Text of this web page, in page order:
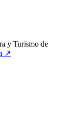
y Turismo de
↗